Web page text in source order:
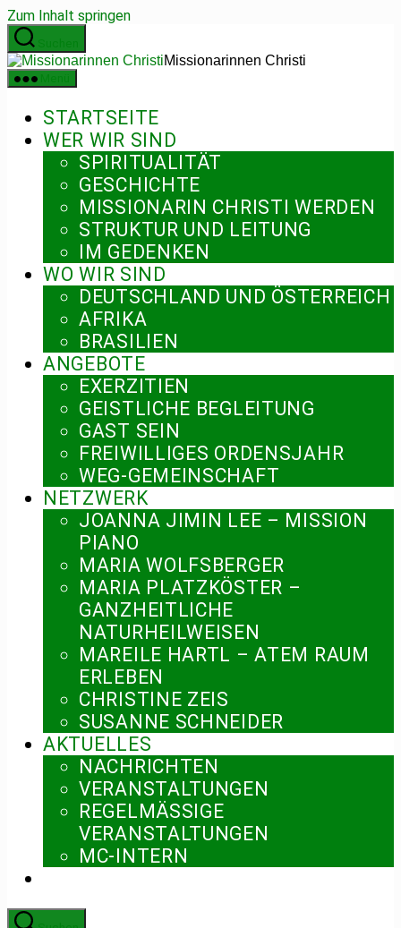
Zum Inhalt springen
Missionarinnen Christi
STARTSEITE
WER WIR SIND
SPIRITUALITÄT
GESCHICHTE
MISSIONARIN CHRISTI WERDEN
STRUKTUR UND LEITUNG
IM GEDENKEN
WO WIR SIND
DEUTSCHLAND UND ÖSTERREICH
AFRIKA
BRASILIEN
ANGEBOTE
EXERZITIEN
GEISTLICHE BEGLEITUNG
GAST SEIN
FREIWILLIGES ORDENSJAHR
WEG-GEMEINSCHAFT
NETZWERK
JOANNA JIMIN LEE – MISSION
PIANO
MARIA WOLFSBERGER
MARIA PLATZKÖSTER –
GANZHEITLICHE
NATURHEILWEISEN
MAREILE HARTL – ATEM RAUM
ERLEBEN
CHRISTINE ZEIS
SUSANNE SCHNEIDER
AKTUELLES
NACHRICHTEN
VERANSTALTUNGEN
REGELMÄSSIGE V
ERANSTALTUNGEN
MC-INTERN